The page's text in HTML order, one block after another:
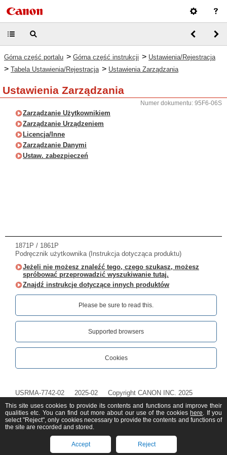
Górna część portalu > Górna część instrukcji > Ustawienia/Rejestracja
> Tabela Ustawienia/Rejestracja > Ustawienia Zarządzania
Ustawienia Zarządzania
Numer dokumentu: 95F6-06S
Zarządzanie Użytkownikiem
Zarządzanie Urządzeniem
Licencja/Inne
Zarządzanie Danymi
Ustaw. zabezpieczeń
1871P / 1861P
Podręcznik użytkownika (Instrukcja dotycząca produktu)
Jeżeli nie możesz znaleźć tego, czego szukasz, możesz
spróbować przeprowadzić wyszukiwanie tutaj.
Znajdź instrukcje dotyczące innych produktów
Please be sure to read this.‎
Supported browsers
Cookies
USRMA-7742-02 2025-02 Copyright CANON INC. 2025
This site uses cookies to provide its contents and functions and improve their
qualities etc. You can find out more about our use of the cookies here. If you
select "Reject", only cookies necessary to provide the contents and functions of
the site are recorded and stored.
Accept Reject